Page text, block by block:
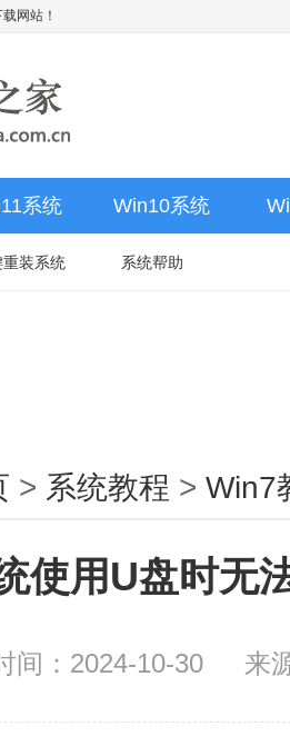
网站！
系统 Win10系统
重装系统 系统帮助
> 系统教程 > Win7
使用U盘时无
间：2024-10-30 来